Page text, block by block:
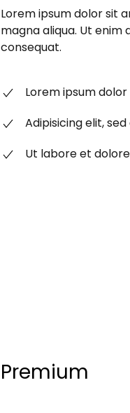
Lorem ipsum dolor sit
magna aliqua. Ut enim
consequat.
Lorem ipsum
Adipisicing elit,
Ut labore et
Premium